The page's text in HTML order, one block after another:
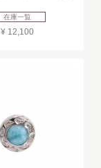
在庫一覧
¥ 12,100